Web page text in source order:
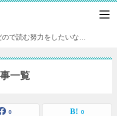
で読む努力をしたいな…
一覧
0 0